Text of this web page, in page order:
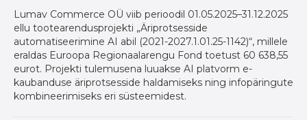
Lumav Commerce OÜ viib perioodil 01.05.2025–31.12.2025
ellu tootearendusprojekti „Äriprotsesside
automatiseerimine AI abil (2021-2027.1.01.25-1142)“, millele
eraldas Euroopa Regionaalarengu Fond toetust 60 638,55
eurot. Projekti tulemusena luuakse AI platvorm e-
kaubanduse äriprotsesside haldamiseks ning infopäringute
kombineerimiseks eri süsteemidest.